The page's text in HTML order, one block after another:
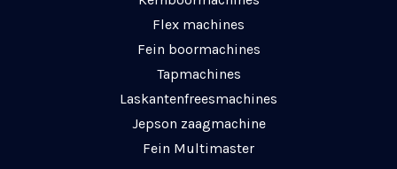
Flex machines
Fein boormachines
Tapmachines
Laskanten­freesmachines
Jepson zaagmachine
Fein Multimaster